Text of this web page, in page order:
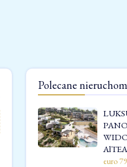
Polecane
AlTEA
euro